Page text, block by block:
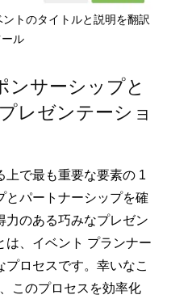
トのタイトルと説明を翻訳
ル
ンサーシップと
レゼンテーショ
上で最も重要な要素の 1
とパートナーシップを確
力のある巧みなプレゼン
は、イベント プランナー
ロセスです。幸いなこ
このプロセスを効率化